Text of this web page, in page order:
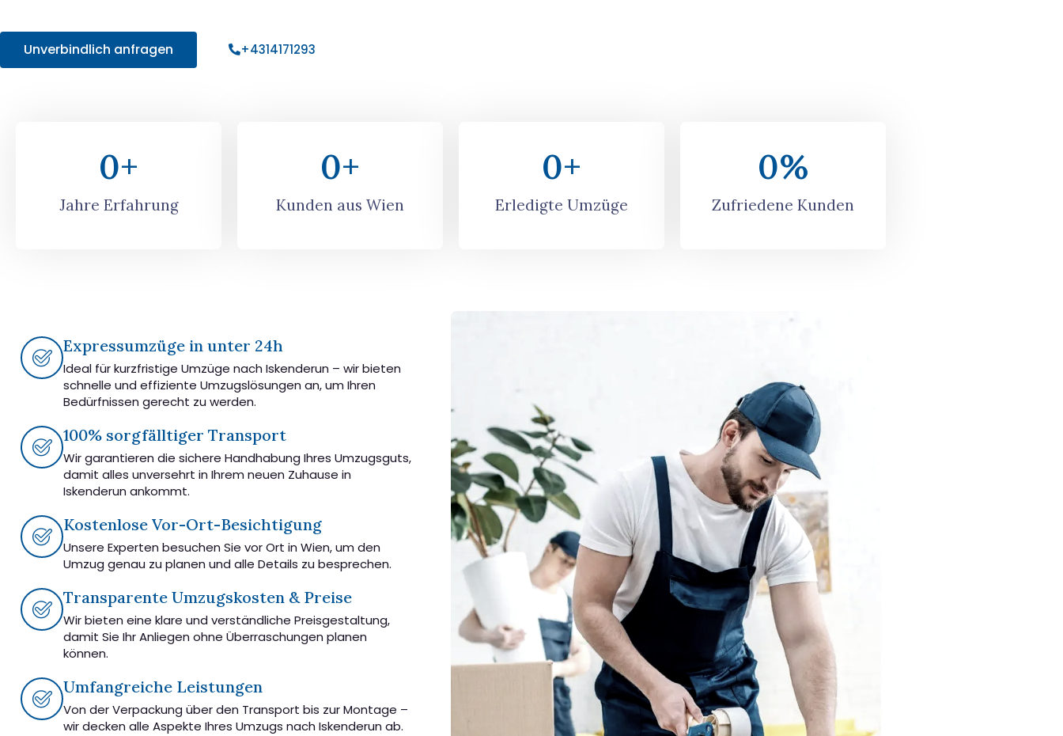
Unverbindlich anfragen +4314171293
Jahre Erfahrung
0+
Kunden aus Wien
0+
Erledigte Umzüge
0+
Zufriedene Kunden
0%
Expressumzüge in unter 24h
Ideal für kurzfristige Umzüge nach Iskenderun – wir bieten
schnelle und effiziente Umzugslösungen an, um Ihren
Bedürfnissen gerecht zu werden.
100% sorgfälltiger Transport
Wir garantieren die sichere Handhabung Ihres Umzugsguts,
damit alles unversehrt in Ihrem neuen Zuhause in
Iskenderun ankommt.
Kostenlose Vor-Ort-Besichtigung
Unsere Experten besuchen Sie vor Ort in Wien, um den
Umzug genau zu planen und alle Details zu besprechen.
Transparente Umzugskosten & Preise
Wir bieten eine klare und verständliche Preisgestaltung,
damit Sie Ihr Anliegen ohne Überraschungen planen
können.
Umfangreiche Leistungen
Von der Verpackung über den Transport bis zur Montage –
wir decken alle Aspekte Ihres Umzugs nach Iskenderun ab.